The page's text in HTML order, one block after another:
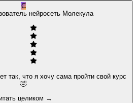
С
нейросеть Молекула
так, что я хочу сама пройти свой курс
🤣
целиком →